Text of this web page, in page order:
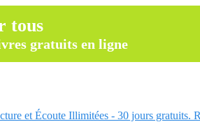
tous
gratuits en ligne
et Écoute Illimitées - 30 jours gratuits.